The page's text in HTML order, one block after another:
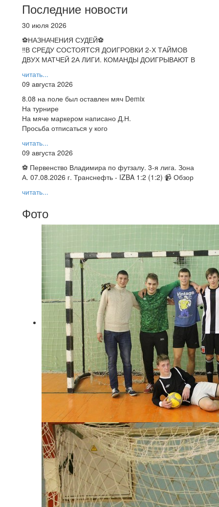
Последние новости
30 июля 2026
⚽НАЗНАЧЕНИЯ СУДЕЙ⚽
‼В СРЕДУ СОСТОЯТСЯ ДОИГРОВКИ 2-Х ТАЙМОВ
ДВУХ МАТЧЕЙ 2А ЛИГИ. КОМАНДЫ ДОИГРЫВАЮТ В
читать...
09 августа 2026
8.08 на поле был оставлен мяч Demix
На турнире
На мяче маркером написано Д.Н.
Просьба отписаться у кого
читать...
09 августа 2026
⚽ Первенство Владимира по футзалу. 3-я лига. Зона
А. 07.08.2026 г. Транснефть - IZBA 1:2 (1:2) 📹 Обзор
читать...
Фото